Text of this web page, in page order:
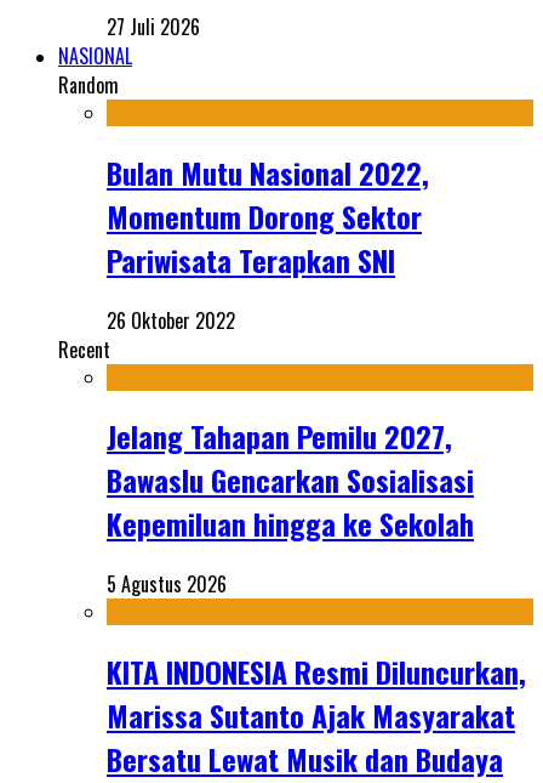
27 Juli 2026
NASIONAL
Random
Bulan Mutu Nasional 2022,
Momentum Dorong Sektor
Pariwisata Terapkan SNI
26 Oktober 2022
Recent
Jelang Tahapan Pemilu 2027,
Bawaslu Gencarkan Sosialisasi
Kepemiluan hingga ke Sekolah
5 Agustus 2026
KITA INDONESIA Resmi Diluncurkan,
Marissa Sutanto Ajak Masyarakat
Bersatu Lewat Musik dan Budaya